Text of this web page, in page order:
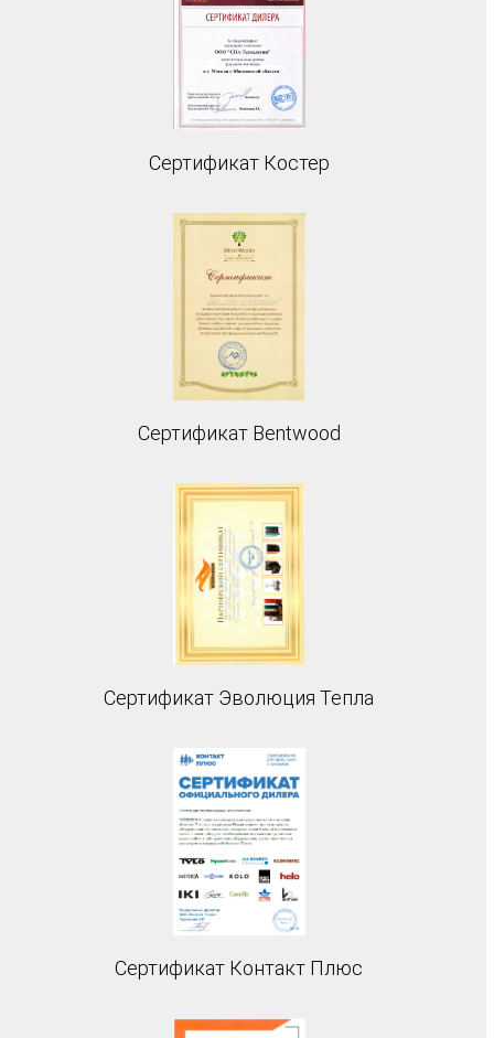
Сертификат Костер
Сертификат Bentwood
Сертификат Эволюция Тепла
Сертификат Контакт Плюс